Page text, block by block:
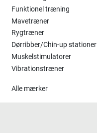
Funktionel træning
Mavetræner
Rygtræner
Dørribber/Chin-up stationer
Muskelstimulatorer
Vibrationstræner
Alle mærker